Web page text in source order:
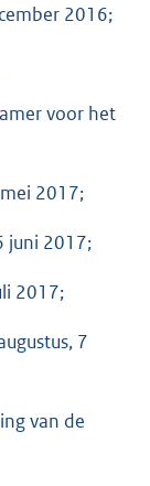
2016;
voor het
2017;
juni 2017;
2017;
7
van de